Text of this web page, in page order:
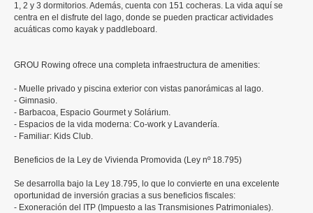
1, 2 y 3 dormitorios. Además, cuenta con 151 cocheras. La vida aquí se
centra en el disfrute del lago, donde se pueden practicar actividades
acuáticas como kayak y paddleboard.
GROU Rowing ofrece una completa infraestructura de amenities:
- Muelle privado y piscina exterior con vistas panorámicas al lago.
- Gimnasio.
- Barbacoa, Espacio Gourmet y Solárium.
- Espacios de la vida moderna: Co-work y Lavandería.
- Familiar: Kids Club.
Beneficios de la Ley de Vivienda Promovida (Ley nº 18.795)
Se desarrolla bajo la Ley 18.795, lo que lo convierte en una excelente
oportunidad de inversión gracias a sus beneficios fiscales:
- Exoneración del ITP (Impuesto a las Transmisiones Patrimoniales).